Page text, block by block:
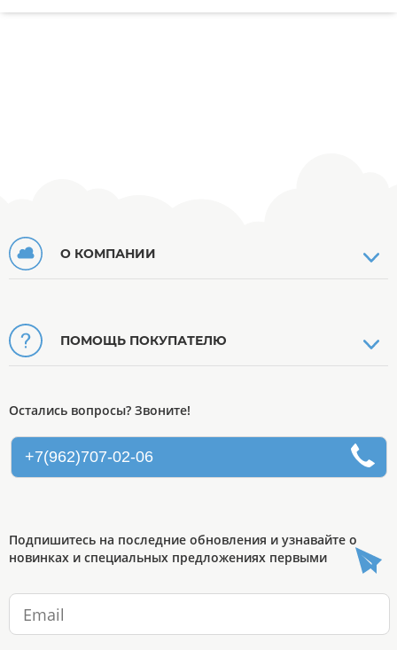
О КОМПАНИИ
ПОМОЩЬ ПОКУПАТЕЛЮ
Остались вопросы? Звоните!
+7(962)707-02-06
Подпишитесь на последние обновления и узнавайте о
новинках и специальных предложениях первыми